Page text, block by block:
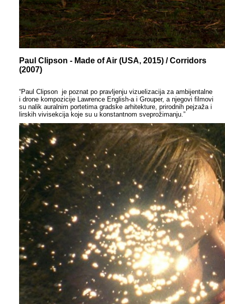
Paul Clipson - Made of Air (USA, 2015) / Corridors
(2007)
“Paul Clipson je poznat po pravljenju vizuelizacija za ambijentalne
i drone kompozicije Lawrence English-a i Grouper, a njegovi filmovi
su nalik auralnim portetima gradske arhitekture, prirodnih pejzaža i
lirskih vivisekcija koje su u konstantnom sveprožimanju.”